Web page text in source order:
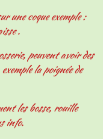
une coque exemple :
.
peuvent avoir des
la poignée de
les bosse, rouille
info.